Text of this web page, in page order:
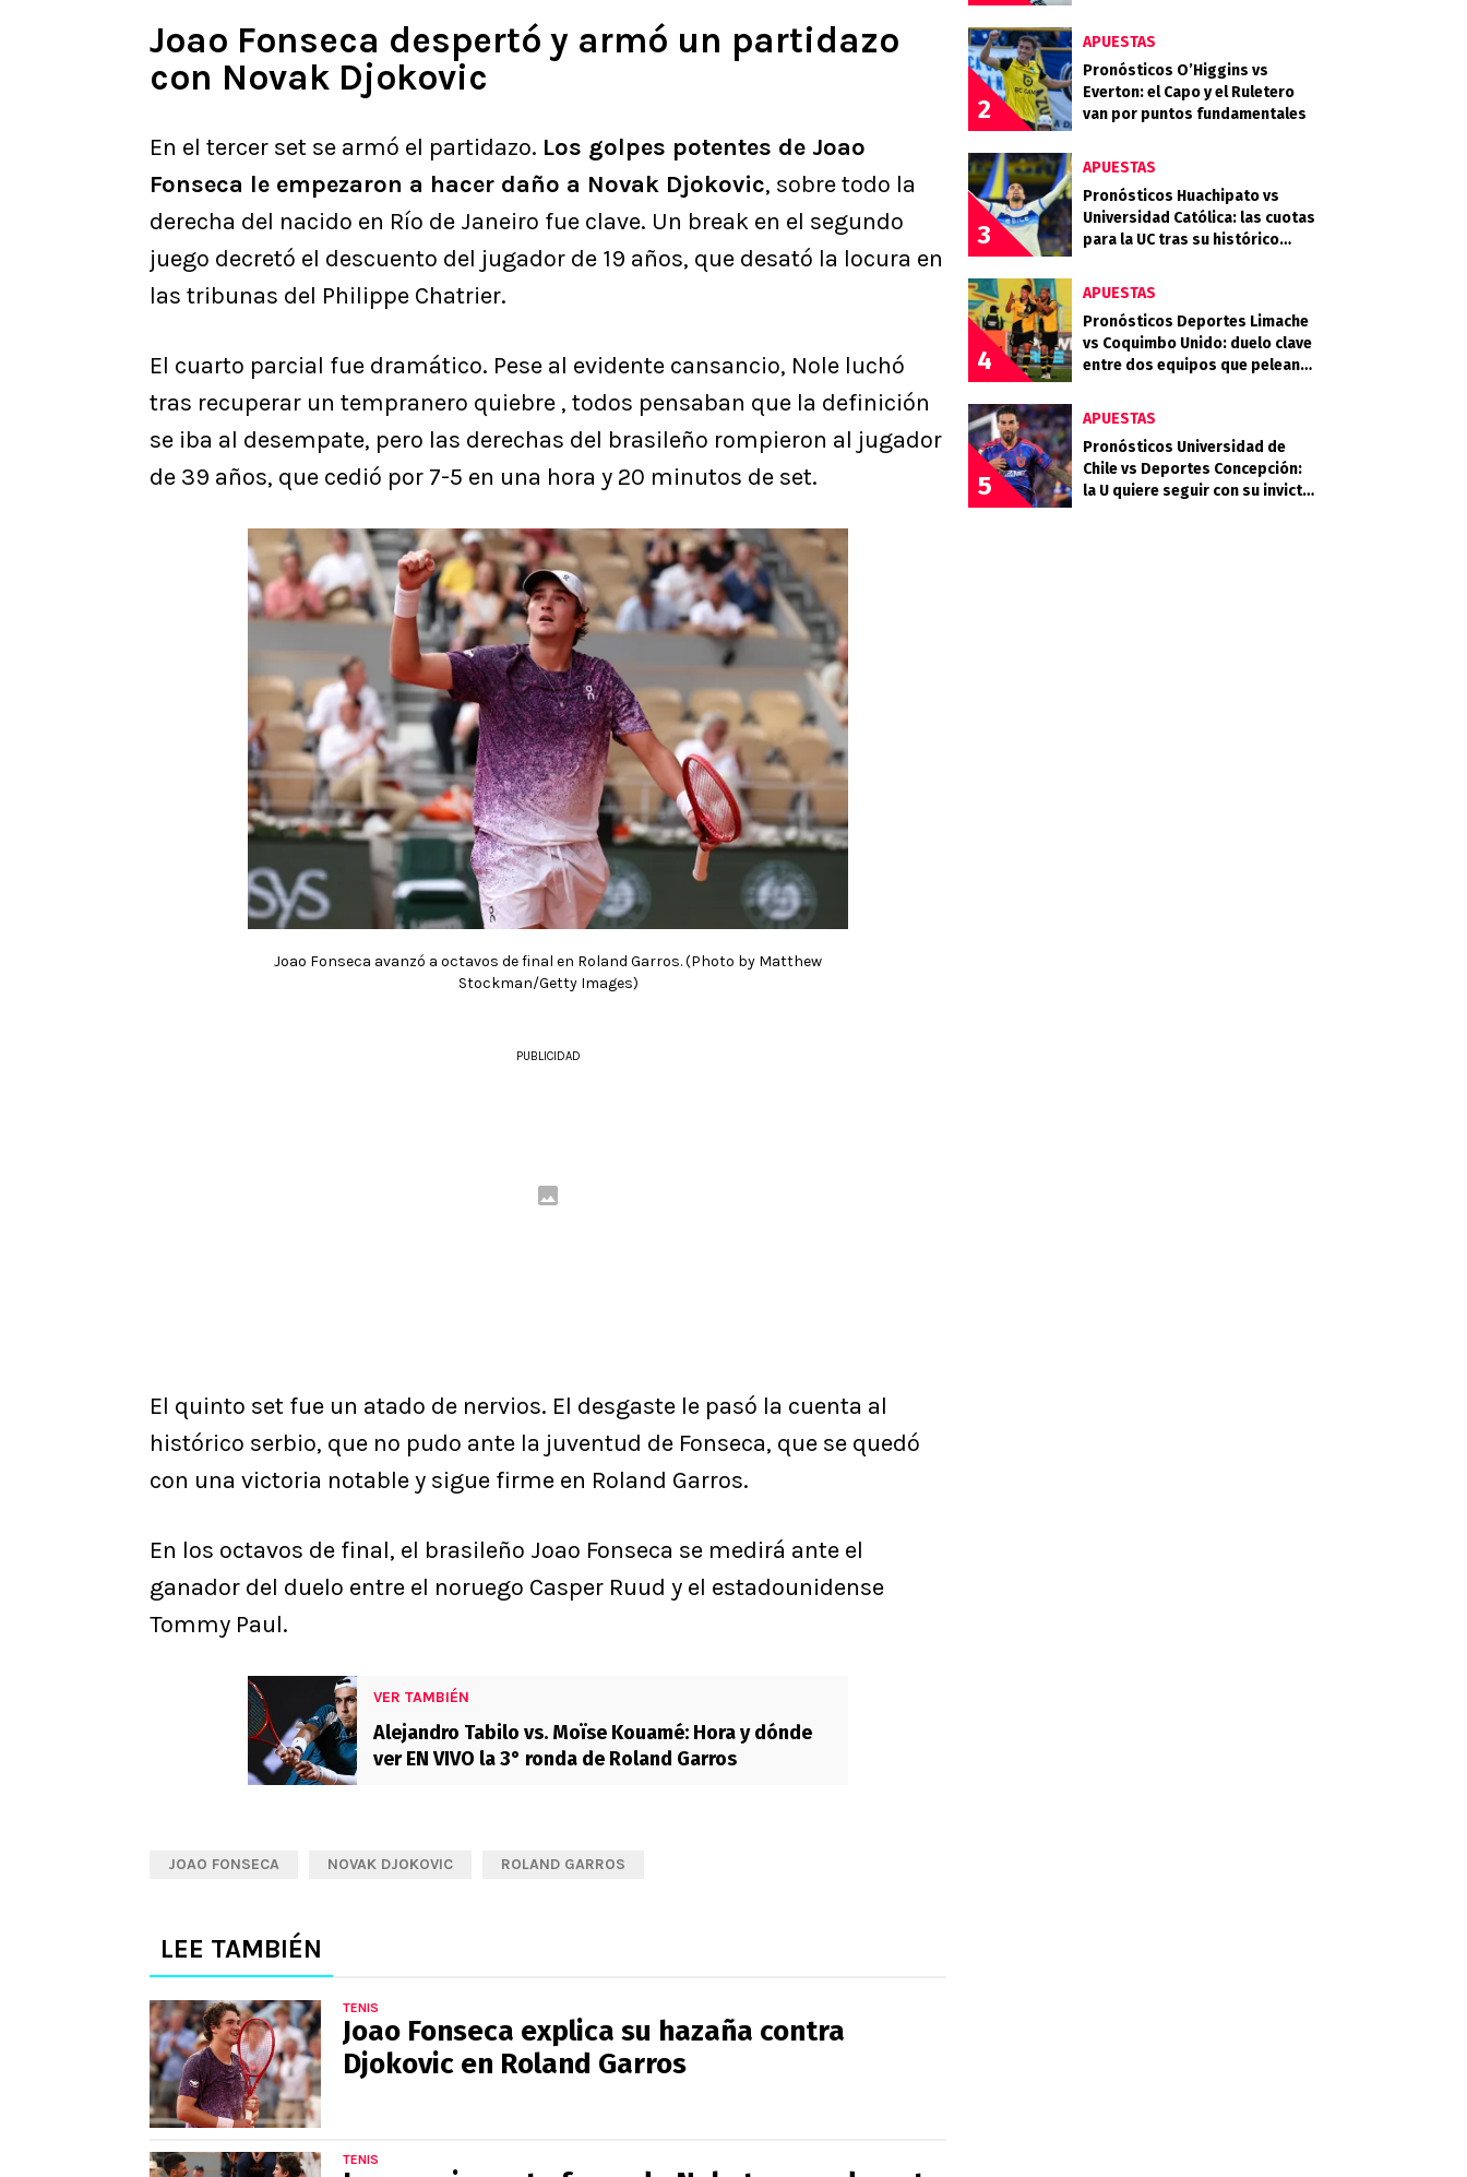
Joao Fonseca despertó y armó un partidazo
con Novak Djokovic
En el tercer set se armó el partidazo. Los golpes potentes de Joao
Fonseca le empezaron a hacer daño a Novak Djokovic, sobre todo la
derecha del nacido en Río de Janeiro fue clave. Un break en el segundo
juego decretó el descuento del jugador de 19 años, que desató la locura en
las tribunas del Philippe Chatrier.
El cuarto parcial fue dramático. Pese al evidente cansancio, Nole luchó
tras recuperar un tempranero quiebre , todos pensaban que la definición
se iba al desempate, pero las derechas del brasileño rompieron al jugador
de 39 años, que cedió por 7-5 en una hora y 20 minutos de set.
Joao Fonseca avanzó a octavos de final en Roland Garros. (Photo by Matthew
Stockman/Getty Images)
PUBLICIDAD
El quinto set fue un atado de nervios. El desgaste le pasó la cuenta al
histórico serbio, que no pudo ante la juventud de Fonseca, que se quedó
con una victoria notable y sigue firme en Roland Garros.
En los octavos de final, el brasileño Joao Fonseca se medirá ante el
ganador del duelo entre el noruego Casper Ruud y el estadounidense
Tommy Paul.
VER TAMBIÉN
Alejandro Tabilo vs. Moïse Kouamé: Hora y dónde
ver EN VIVO la 3° ronda de Roland Garros
JOAO FONSECA NOVAK DJOKOVIC ROLAND GARROS
LEE TAMBIÉN
TENIS
Joao Fonseca explica su hazaña contra
Djokovic en Roland Garros
TENIS
2
APUESTAS
Pronósticos O’Higgins vs
Everton: el Capo y el Ruletero
van por puntos fundamentales
3
APUESTAS
Pronósticos Huachipato vs
Universidad Católica: las cuotas
para la UC tras su histórico
4
APUESTAS
Pronósticos Deportes Limache
vs Coquimbo Unido: duelo clave
entre dos equipos que pelean
5
APUESTAS
Pronósticos Universidad de
Chile vs Deportes Concepción:
la U quiere seguir con su invicto